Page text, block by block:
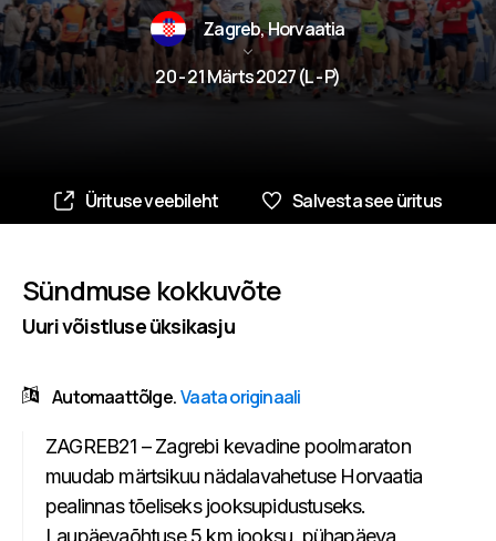
Zagreb, Horvaatia
20 - 21 Märts 2027 (L - P)
Ürituse veebileht Salvesta see üritus
Sündmuse kokkuvõte
Uuri võistluse üksikasju
Automaattõlge.Vaata originaali
ZAGREB21 – Zagrebi kevadine poolmaraton
muudab märtsikuu nädalavahetuse Horvaatia
pealinnas tõeliseks jooksupidustuseks.
Laupäevaõhtuse 5 km jooksu, pühapäeva